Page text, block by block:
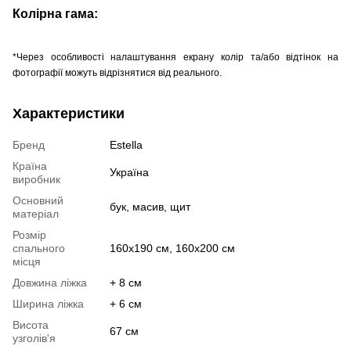
Колірна гама:
*Через особливості налаштування екрану колір та/або відтінок на
фотографії можуть відрізнятися від реального.
Характеристики
Бренд
Estella
Країна
виробник
Україна
Основний
матеріал
бук, масив, щит
Розмір
спального
місця
160х190 см, 160х200 см
Довжина ліжка
+ 8 см
Ширина ліжка
+ 6 см
Висота
узголів'я
67 см